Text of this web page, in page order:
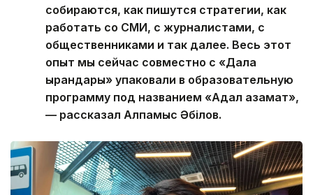
собираются, как пишутся стратегии, как
работать со СМИ, с журналистами, с
общественниками и так далее. Весь этот
опыт мы сейчас совместно с «Дала
қырандары» упаковали в образовательную
программу под названием «Адал азамат»,
— рассказал Алпамыс Әбілов.